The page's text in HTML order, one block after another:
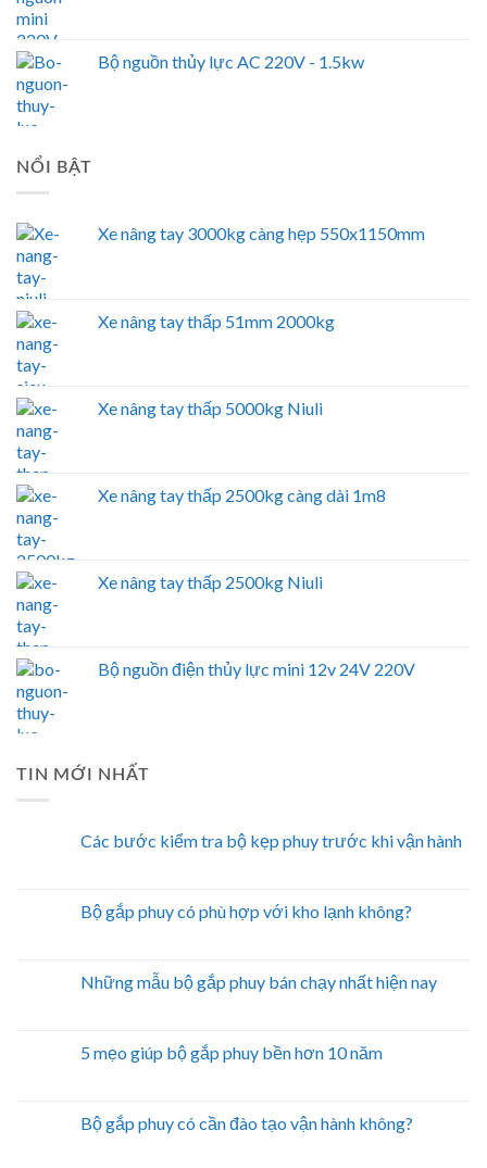
Bộ nguồn thủy lực AC 220V - 1.5kw
NỔI BẬT
Xe nâng tay 3000kg càng hẹp 550x1150mm
Xe nâng tay thấp 51mm 2000kg
Xe nâng tay thấp 5000kg Niuli
Xe nâng tay thấp 2500kg càng dài 1m8
Xe nâng tay thấp 2500kg Niuli
Bộ nguồn điện thủy lực mini 12v 24V 220V
TIN MỚI NHẤT
Các bước kiểm tra bộ kẹp phuy trước khi vận hành
Bộ gắp phuy có phù hợp với kho lạnh không?
Những mẫu bộ gắp phuy bán chạy nhất hiện nay
5 mẹo giúp bộ gắp phuy bền hơn 10 năm
Bộ gắp phuy có cần đào tạo vận hành không?